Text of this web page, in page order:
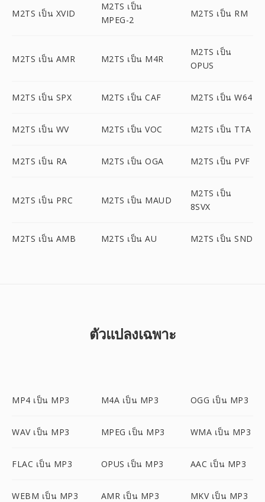
M2TS เป็น XVID
M2TS เป็น
MPEG-2
M2TS เป็น RM
M2TS เป็น AMR M2TS เป็น M4R
M2TS เป็น
OPUS
M2TS เป็น SPX M2TS เป็น CAF M2TS เป็น W64
M2TS เป็น WV M2TS เป็น VOC M2TS เป็น TTA
M2TS เป็น RA M2TS เป็น OGA M2TS เป็น PVF
M2TS เป็น PRC M2TS เป็น MAUD
M2TS เป็น
8SVX
M2TS เป็น AMB M2TS เป็น AU M2TS เป็น SND
ตัวแปลงเฉพาะ
MP4 เป็น MP3 M4A เป็น MP3 OGG เป็น MP3
WAV เป็น MP3 MPEG เป็น MP3 WMA เป็น MP3
FLAC เป็น MP3 OPUS เป็น MP3 AAC เป็น MP3
WEBM เป็น MP3 AMR เป็น MP3 MKV เป็น MP3